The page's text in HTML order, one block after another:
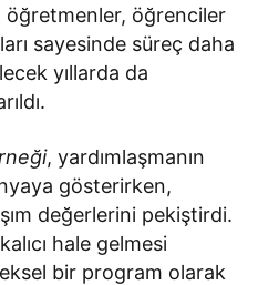
öğretmenler, öğrenciler
sayesinde süreç daha
yıllarda da
, yardımlaşmanın
gösterirken,
değerlerini pekiştirdi.
hale gelmesi
bir program olarak